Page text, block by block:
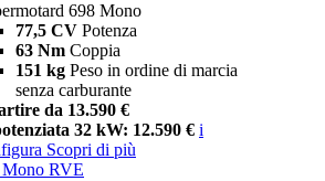
698 Mono
77,5 CV Potenza
63 Nm Coppia
151 kg Peso in ordine di marcia
senza carburante
da 13.590 €
32 kW: 12.590 € i
Scopri di più
RVE